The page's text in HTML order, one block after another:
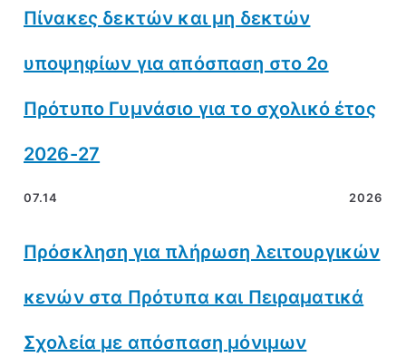
Πίνακες δεκτών και μη δεκτών
υποψηφίων για απόσπαση στο 2ο
Πρότυπο Γυμνάσιο για το σχολικό έτος
2026-27
07.14 2026
Πρόσκληση για πλήρωση λειτουργικών
κενών στα Πρότυπα και Πειραματικά
Σχολεία με απόσπαση μόνιμων